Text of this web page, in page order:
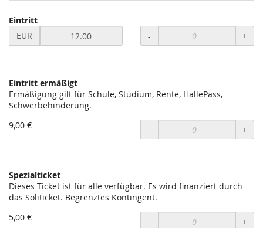
Eintritt
Preis
für
setzen
EUR - +
Eintritt ermäßigt
Ermäßigung gilt für Schule, Studium, Rente, HallePass,
Schwerbehinderung.
9,00 €
- +
Spezialticket
Dieses Ticket ist für alle verfügbar. Es wird finanziert durch
das Soliticket. Begrenztes Kontingent.
5,00 €
- +